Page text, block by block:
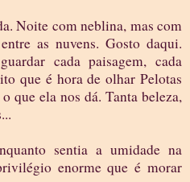
Noite com neblina, mas com
as nuvens. Gosto daqui.
cada paisagem, cada
que é hora de olhar Pelotas
que ela nos dá. Tanta beleza,
sentia a umidade na
enorme que é morar